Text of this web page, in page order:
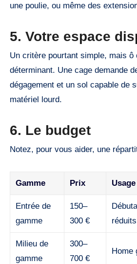
une poulie, ou même des
5. Votre espace
Un critère pourtant simple, mais ô
déterminant. Une cage demande
dégagement et un sol capable de
matériel lourd.
6. Le budget
Notez, pour vous aider, une
Gamme Prix
Entrée de
gamme
150–
300 €
réduits
Milieu de
gamme
300–
700 €
Home